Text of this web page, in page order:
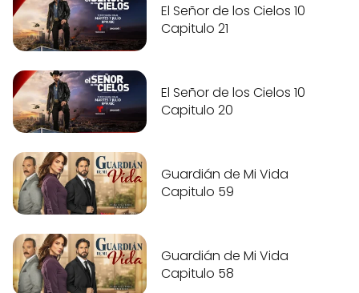
El Señor de los Cielos 10
Capitulo 21
El Señor de los Cielos 10
Capitulo 20
Guardián de Mi Vida
Capitulo 59
Guardián de Mi Vida
Capitulo 58